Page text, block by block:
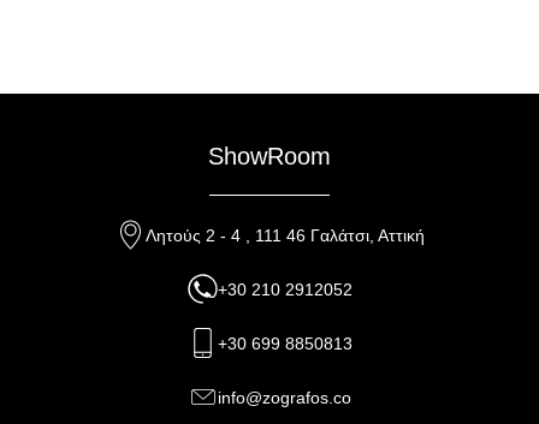
ShowRoom
Λητούς 2 - 4 , 111 46 Γαλάτσι, Αττική
+30 210 2912052
+30 699 8850813
info@zografos.co